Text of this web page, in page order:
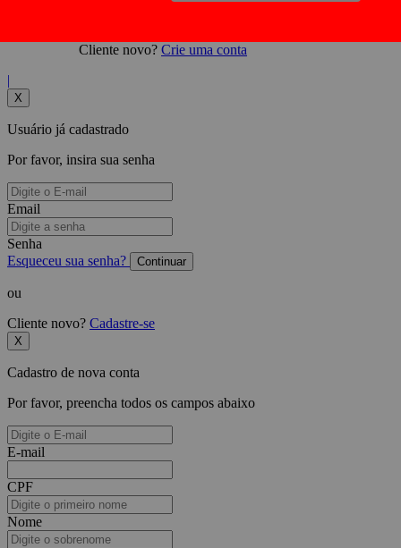
Cliente novo? Crie uma conta
|
X
Usuário já cadastrado
Por favor, insira sua senha
Email
Senha
Esqueceu sua senha?
Continuar
ou
Cliente novo? Cadastre-se
X
Cadastro de nova conta
Por favor, preencha todos os campos abaixo
E-mail
CPF
Nome